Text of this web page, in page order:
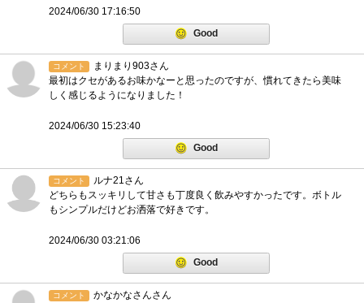
2024/06/30 17:16:50
Good
コメント
まりまり903さん
最初はクセがあるお味かなーと思ったのですが、慣れてきたら美味
しく感じるようになりました！
2024/06/30 15:23:40
Good
コメント
ルナ21さん
どちらもスッキリして甘さも丁度良く飲みやすかったです。ボトル
もシンプルだけどお洒落で好きです。
2024/06/30 03:21:06
Good
コメント
かなかなさんさん